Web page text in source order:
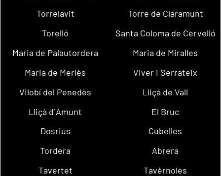
Torrelavit
Torre de Claramunt
Torelló
Santa Coloma de Cervelló
Maria de Palautordera
Maria de Miralles
Maria de Merlès
Viver i Serrateix
Vilobí del Penedès
Lliçà de Vall
Lliçà d´Amunt
El Bruc
Dosrius
Cubelles
Tordera
Abrera
Tavertet
Tavèrnoles